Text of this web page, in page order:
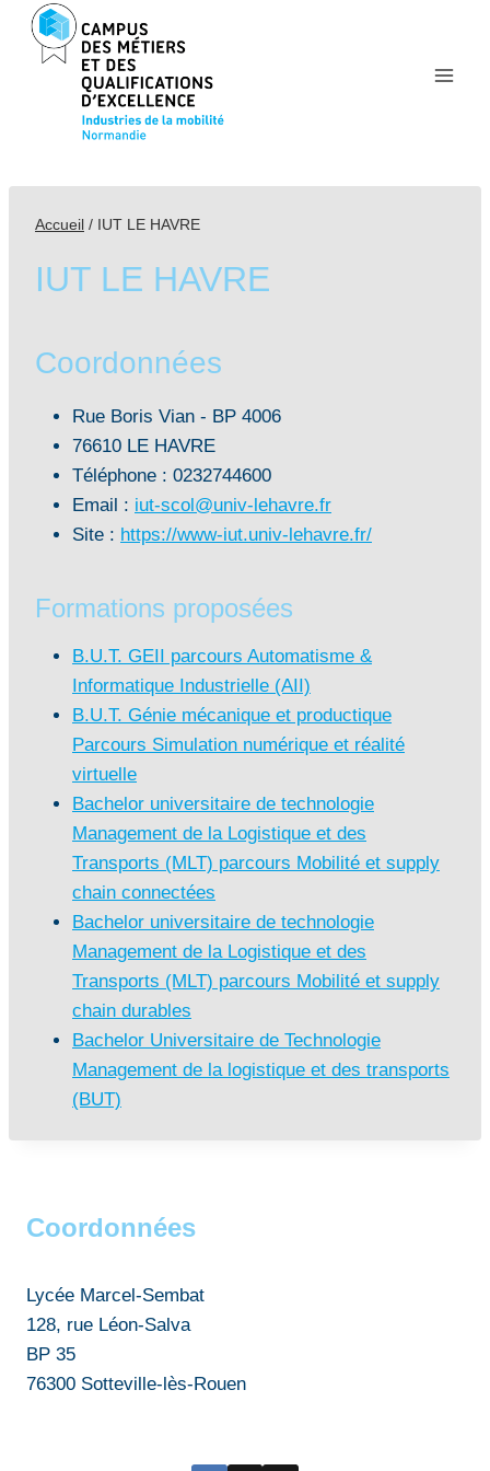
Aller
Accueil / IUT LE HAVRE
IUT LE HAVRE
Coordonnées
Rue Boris Vian - BP 4006
76610 LE HAVRE
Téléphone : 0232744600
Email : iut-scol@univ-lehavre.fr
Site : https://www-iut.univ-lehavre.fr/
Formations proposées
B.U.T. GEII parcours Automatisme &
Informatique Industrielle (AII)
B.U.T. Génie mécanique et productique
Parcours Simulation numérique et réalité
virtuelle
Bachelor universitaire de technologie
Management de la Logistique et des
Transports (MLT) parcours Mobilité et supply
chain connectées
Bachelor universitaire de technologie
Management de la Logistique et des
Transports (MLT) parcours Mobilité et supply
chain durables
Bachelor Universitaire de Technologie
Management de la logistique et des transports
(BUT)
Coordonnées
Lycée Marcel-Sembat
128, rue Léon-Salva
BP 35
76300 Sotteville-lès-Rouen